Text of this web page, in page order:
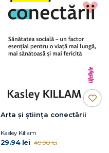
Arta și știința conectării
Kasley Killam
29.94 lei 49.90 lei